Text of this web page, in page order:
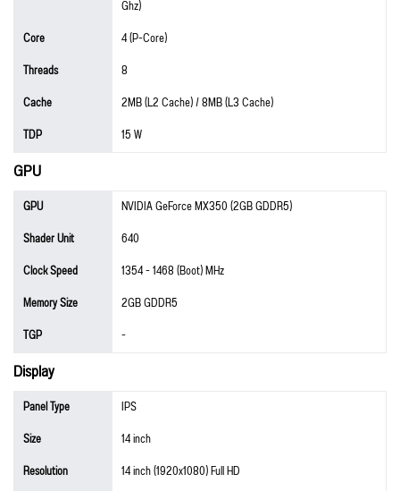
Ghz)
Core
4 (P-Core)
Threads
8
Cache
2MB (L2 Cache) / 8MB (L3 Cache)
TDP
15 W
GPU
GPU
NVIDIA GeForce MX350 (2GB GDDR5)
Shader Unit
640
Clock Speed
1354 - 1468 (Boot) MHz
Memory Size
2GB GDDR5
TGP
-
Display
Panel Type
IPS
Size
14 inch
Resolution
14 inch (1920x1080) Full HD